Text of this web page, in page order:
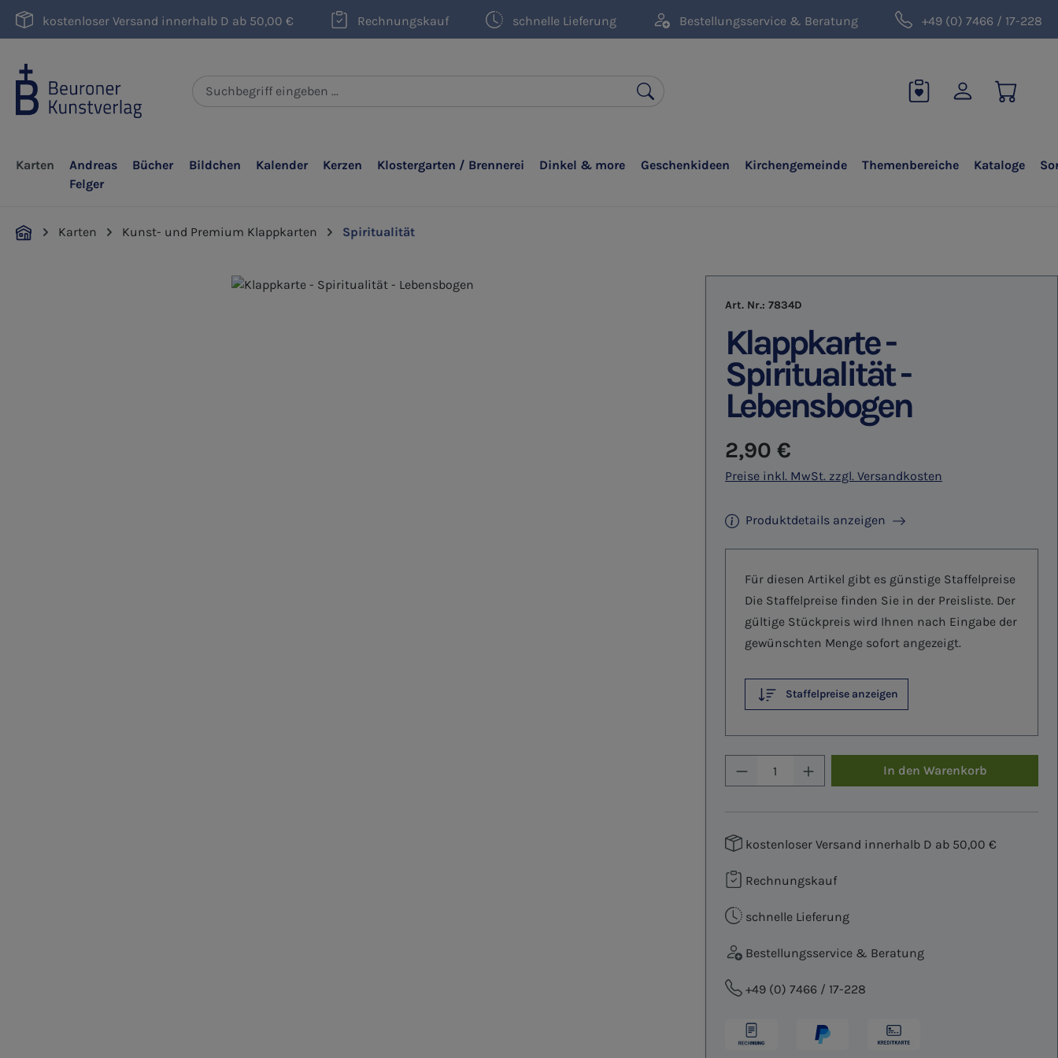
Hauptinhalt springen
Zur Suche springen
Zur Hauptnavigation springen
kostenloser Versand innerhalb D ab 50,00 € Rechnungskauf schnelle Lieferung Bestellungsservice & Beratung +49 (0) 7466 / 17-228
Karten
Andreas
Felger
Bücher Bildchen Kalender Kerzen Klostergarten / Brennerei Dinkel & more Geschenkideen Kirchengemeinde Themenbereiche Kataloge
Karten Kunst- und Premium Klappkarten Spiritualität
Art. Nr.: 7834D
Klappkarte -
Spiritualität -
Lebensbogen
Regulärer Preis:
2,90 €
Preise inkl. MwSt. zzgl. Versandkosten
Produktdetails anzeigen
Für diesen Artikel gibt es günstige Staffelpreise
Die Staffelpreise finden Sie in der Preisliste. Der
gültige Stückpreis wird Ihnen nach Eingabe der
gewünschten Menge sofort angezeigt.
Staffelpreise anzeigen
Produkt Anzahl: Gib den
In den Warenkorb
kostenloser Versand innerhalb D ab 50,00 €
Rechnungskauf
schnelle Lieferung
Bestellungsservice & Beratung
+49 (0) 7466 / 17-228